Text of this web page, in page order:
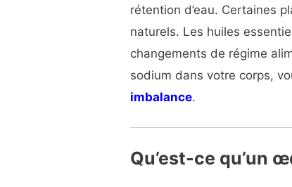
rétention d’eau. Certaines
naturels. Les huiles
changements de régime
sodium dans votre corps,
imbalance.
Qu’est-ce qu’un